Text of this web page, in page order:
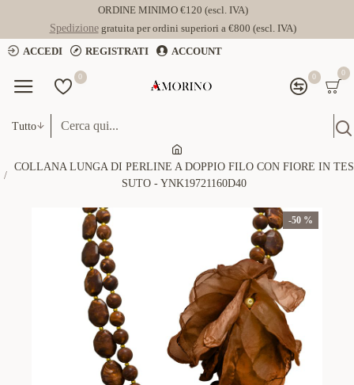
ORDINE MINIMO €120 (escl. IVA)
Spedizionegratuita per ordini superiori a €800 (escl. IVA)
ACCEDI
REGISTRATI ACCOUNT
0 0 0
Tutto
COLLANA LUNGA DI PERLINE A DOPPIO FILO CON FIORE IN TES
SUTO - YNK19721160D40
-50 %